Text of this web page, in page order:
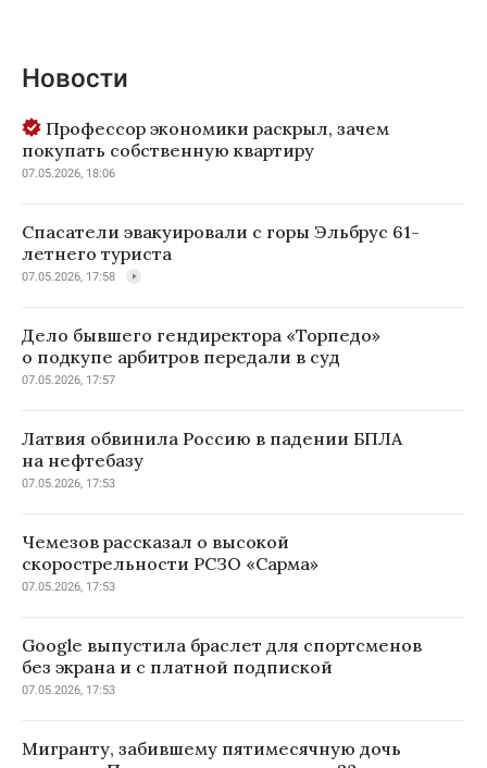
Новости
Профессор экономики раскрыл, зачем
покупать собственную квартиру
07.05.2026, 18:06
Спасатели эвакуировали с горы Эльбрус 61-
летнего туриста
07.05.2026, 17:58
Дело бывшего гендиректора «Торпедо»
о подкупе арбитров передали в суд
07.05.2026, 17:57
Латвия обвинила Россию в падении БПЛА
на нефтебазу
07.05.2026, 17:53
Чемезов рассказал о высокой
скорострельности РСЗО «Сарма»
07.05.2026, 17:53
Google выпустила браслет для спортсменов
без экрана и с платной подпиской
07.05.2026, 17:53
Мигранту, забившему пятимесячную дочь